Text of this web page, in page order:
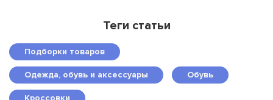
Теги статьи
Подборки товаров
Одежда, обувь и аксессуары Обувь
Кроссовки